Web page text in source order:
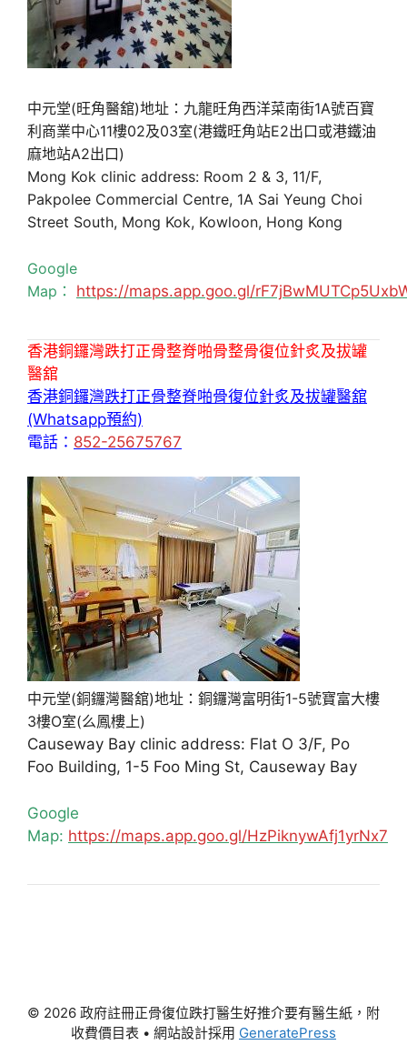
中元堂(旺角醫舘)地址：九龍旺角西洋菜南街1A號百寶
利商業中心11樓02及03室(港鐵旺角站E2出口或港鐵油
麻地站A2出口)
Mong Kok clinic address: Room 2 & 3, 11/F,
Pakpolee Commercial Centre, 1A Sai Yeung Choi
Street South, Mong Kok, Kowloon, Hong Kong
Google
Map： https://maps.app.goo.gl/
香港銅鑼灣跌打正骨整脊啪骨整骨復位針炙及拔罐
醫舘
香港銅鑼灣跌打正骨整脊啪骨復位針炙及拔罐醫舘
(Whatsapp預約)
電話： 852-25675767
中元堂(銅鑼灣醫舘)地址：銅鑼灣富明街1-5號寶富大樓
3樓O室(么鳳樓上)
Causeway Bay clinic address: Flat O 3/F, Po
Foo Building, 1-5 Foo Ming St, Causeway Bay
Google
Map: https://maps.app.goo.gl/HzPiknywAfj1yrNx7
© 2026 政府註冊正骨復位跌打醫生好推介要有醫生紙，附
收費價目表 • 網站設計採用 GeneratePress